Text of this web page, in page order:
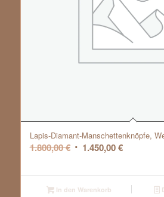
Lapis-Diamant-Manschettenknöpfe,
1.800,00€ Ursprünglicher
war:
1.800,00 €
1.450,00€Aktueller
ist:
1.450,00
In den Warenkorb